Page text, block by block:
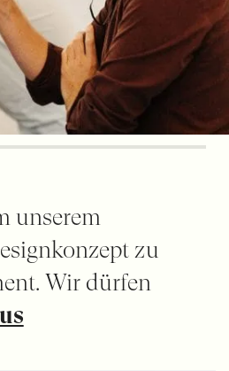
unserem
zu
Wir dürfen